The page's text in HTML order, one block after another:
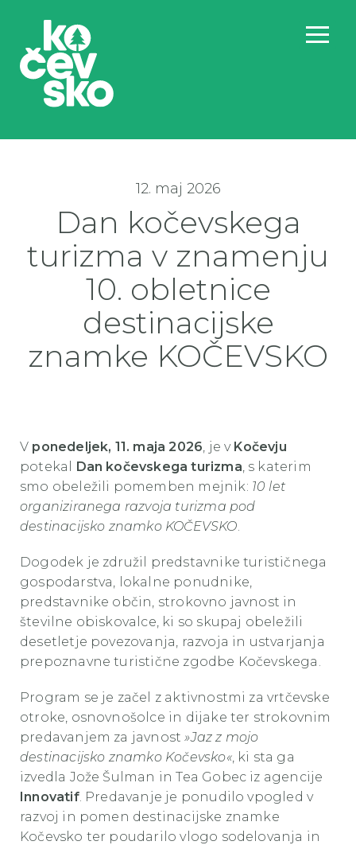
12. maj 2026
Dan kočevskega
turizma v znamenju
10. obletnice
destinacijske
znamke KOČEVSKO
V ponedeljek, 11. maja 2026, je v Kočevju
potekal Dan kočevskega turizma, s katerim
smo obeležili pomemben mejnik: 10 let
organiziranega razvoja turizma pod
destinacijsko znamko KOČEVSKO.
Dogodek je združil predstavnike turističnega
gospodarstva, lokalne ponudnike,
predstavnike občin, strokovno javnost in
številne obiskovalce, ki so skupaj obeležili
desetletje povezovanja, razvoja in ustvarjanja
prepoznavne turistične zgodbe Kočevskega.
Program se je začel z aktivnostmi za vrtčevske
otroke, osnovnošolce in dijake ter strokovnim
predavanjem za javnost»Jaz z mojo
destinacijsko znamko Kočevsko«, ki sta ga
izvedla Jože Šulman in Tea Gobec iz agencije
Innovatif. Predavanje je ponudilo vpogled v
razvoj in pomen destinacijske znamke
Kočevsko ter poudarilo vlogo sodelovanja in